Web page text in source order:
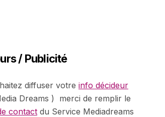
/ Publicité
diffuser votre info décideur
Dreams ) merci de remplir le
contact du Service Mediadreams